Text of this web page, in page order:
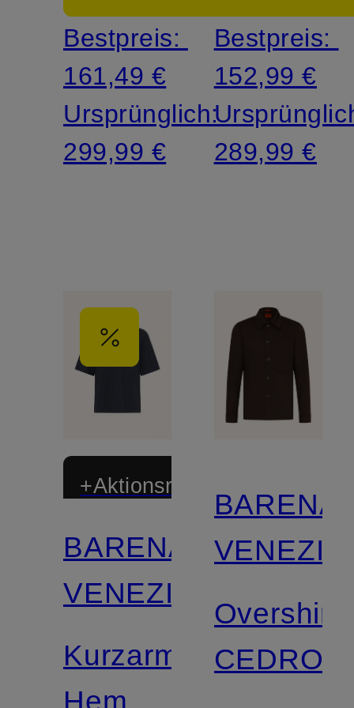
Bestpreis:
161,49 €
Ursprünglich:
299,99 €
Bestpreis:
152,99 €
289,99 €
+Aktionsrabatt
BARENA
VENEZIA
Kurzarm-
Hemd
BARENA
VENEZIA
Overshirt